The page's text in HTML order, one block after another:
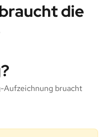
die
Aufzeichnung bruacht